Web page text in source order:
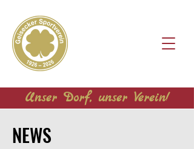
Unser Dorf, unser Verein!
NEWS